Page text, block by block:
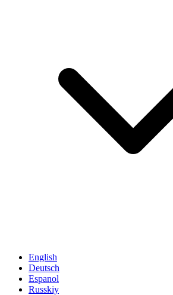
English
Deutsch
Espanol
Russkiy